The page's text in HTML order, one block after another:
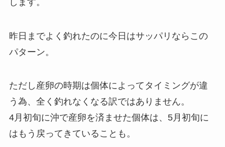
昨日までよく釣れたのに今日はサッパリならこの
パターン。
ただし産卵の時期は個体によってタイミングが違
う為、全く釣れなくなる訳ではありません。
4月初旬に沖で産卵を済ませた個体は、5月初旬に
はもう戻ってきていることも。